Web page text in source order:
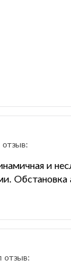
и
отзыв: